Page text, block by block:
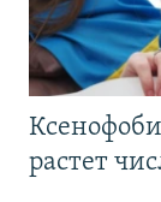
растет